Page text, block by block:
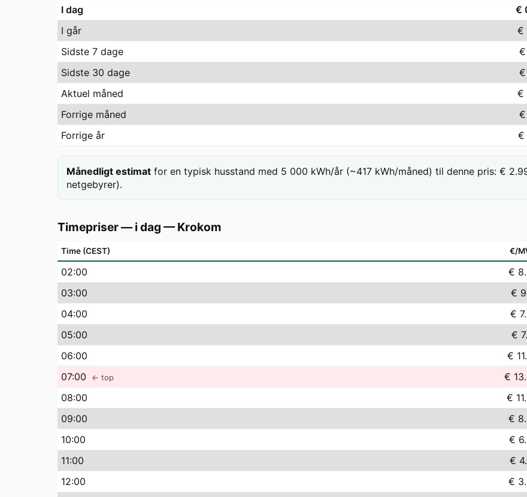
I dag €
I går
€
Sidste 7 dage
€
Sidste 30 dage
€
Aktuel måned
€
Forrige måned
€
Forrige år
€
Månedligt estimat for en typisk husstand med 5 000 kWh/år (~417 kWh/måned) til denne pris: €
netgebyrer).
Timepriser — i dag —Krokom
Time (CEST) €/
02:00 €
03:00 €
04:00 €
05:00 €
06:00 €
07:00 ← top €
08:00 €
09:00 €
10:00 €
11:00 €
12:00 €